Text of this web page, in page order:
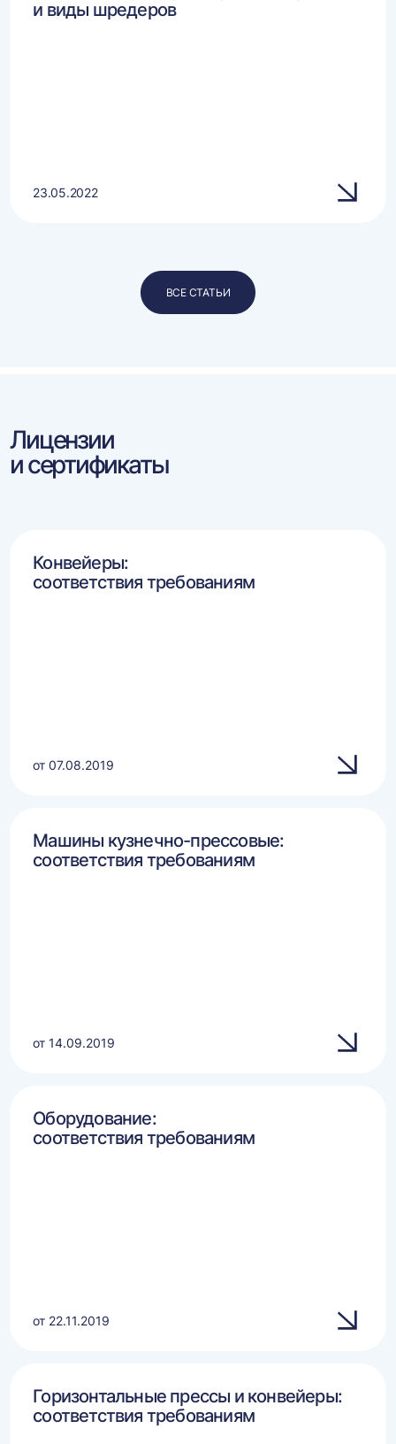
и виды шредеров
23.05.2022
ВСЕ СТАТЬИ
Лицензии
и сертификаты
Конвейеры:
соответствия требованиям
от 07.08.2019
Машины кузнечно-прессовые:
соответствия требованиям
от 14.09.2019
Оборудование:
соответствия требованиям
от 22.11.2019
Горизонтальные прессы и конвейеры:
соответствия требованиям